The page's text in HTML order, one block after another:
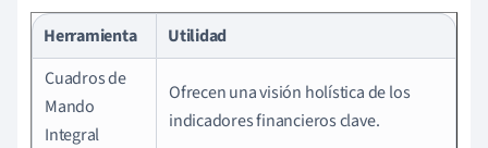
Herramienta
Utilidad
Cuadros de
Mando
Integral
Ofrecen una visión holística de los
indicadores financieros clave.